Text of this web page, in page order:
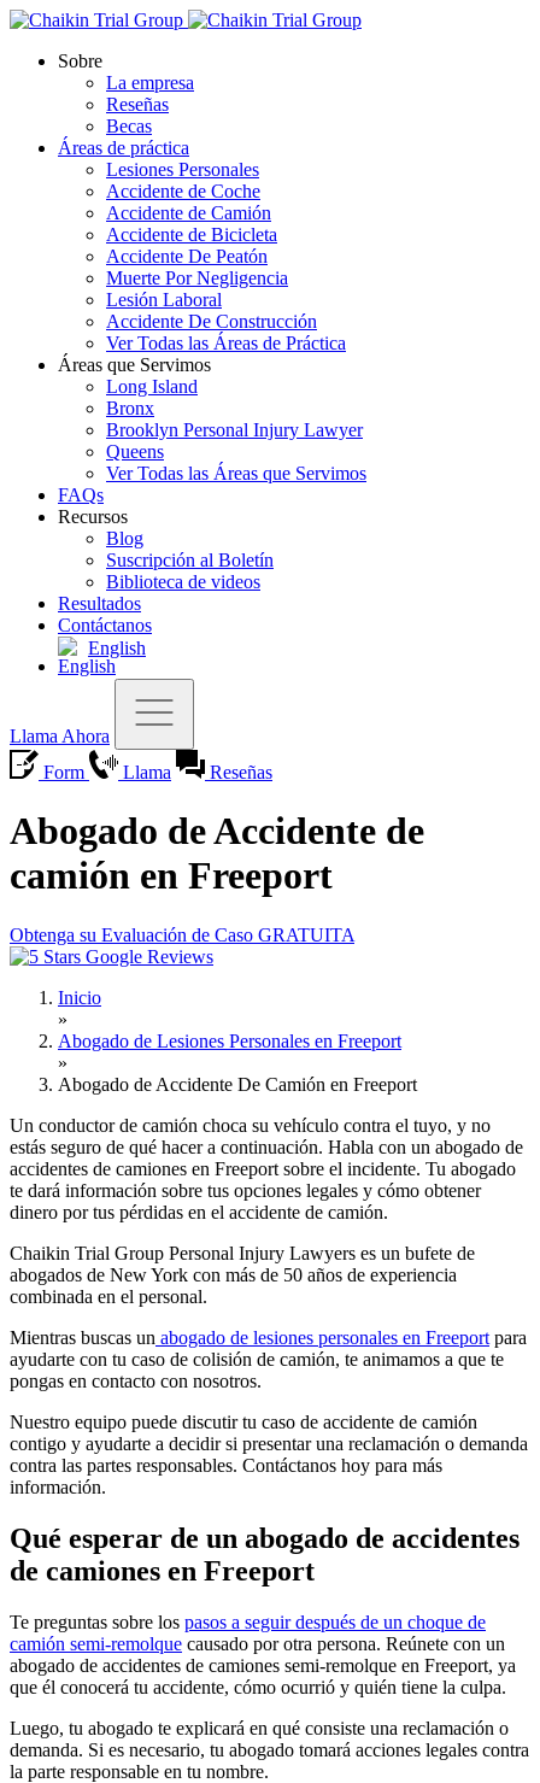
Sobre
La empresa
Reseñas
Becas
Áreas de práctica
Lesiones Personales
Accidente de Coche
Accidente de Camión
Accidente de Bicicleta
Accidente De Peatón
Muerte Por Negligencia
Lesión Laboral
Accidente De Construcción
Ver Todas las Áreas de Práctica
Áreas que Servimos
Long Island
Bronx
Brooklyn Personal Injury Lawyer
Queens
Ver Todas las Áreas que Servimos
FAQs
Recursos
Blog
Suscripción al Boletín
Biblioteca de videos
Resultados
Contáctanos
English
Llama Ahora
Form
Llama Reseñas
Abogado de Accidente de
camión en Freeport
Obtenga su Evaluación de Caso GRATUITA
Inicio
»
Abogado de Lesiones Personales en Freeport
»
Abogado de Accidente De Camión en Freeport
Un conductor de camión choca su vehículo contra el tuyo, y no
estás seguro de qué hacer a continuación. Habla con un abogado de
accidentes de camiones en Freeport sobre el incidente. Tu abogado
te dará información sobre tus opciones legales y cómo obtener
dinero por tus pérdidas en el accidente de camión.
Chaikin Trial Group Personal Injury Lawyers es un bufete de
abogados de New York con más de 50 años de experiencia
combinada en el personal.
Mientras buscas un abogado de lesiones personales en Freeport para
ayudarte con tu caso de colisión de camión, te animamos a que te
pongas en contacto con nosotros.
Nuestro equipo puede discutir tu caso de accidente de camión
contigo y ayudarte a decidir si presentar una reclamación o demanda
contra las partes responsables. Contáctanos hoy para más
información.
Qué esperar de un abogado de accidentes
de camiones en Freeport
Te preguntas sobre los pasos a seguir después de un choque de
camión semi-remolque causado por otra persona. Reúnete con un
abogado de accidentes de camiones semi-remolque en Freeport, ya
que él conocerá tu accidente, cómo ocurrió y quién tiene la culpa.
Luego, tu abogado te explicará en qué consiste una reclamación o
demanda. Si es necesario, tu abogado tomará acciones legales contra
la parte responsable en tu nombre.